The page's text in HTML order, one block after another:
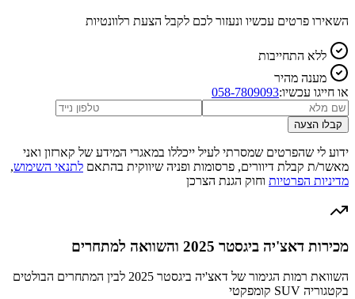
השאירו פרטים עכשיו ונעזור לכם לקבל הצעת רלוונטיות
ללא התחייבות
מענה מהיר
או חייגו עכשיו:058-7809093
קבלו הצעה
ידוע לי שהפרטים שמסרתי לעיל ייכללו במאגרי המידע של קארזון ואני
מאשר/ת קבלת דיוורים, פרסומות ופניה שיווקית בהתאם לתנאי השימוש,
מדיניות הפרטיות וחוק הגנת הצרכן
מכירות דאצ'יה ביגסטר 2025 והשוואה למתחרים
השוואת רמות הגימור של דאצ'יה ביגסטר 2025 לבין המתחרים הבולטים
בקטגוריה SUV קומפקטי